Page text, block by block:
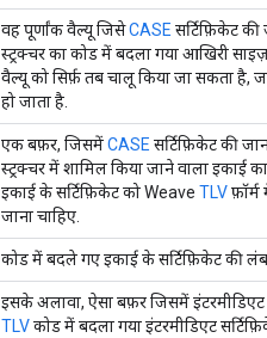
वह पूर्णांक वैल्यू जिसेCASE सर्टिफ़िकेट की
स्ट्रक्चर का कोड में बदला गया आखिरी
वैल्यू को सिर्फ़ तब चालू किया जा सकता
हो जाता है.
एक बफ़र, जिसमेंCASE सर्टिफ़िकेट की
स्ट्रक्चर में शामिल किया जाने वाला इकाई
इकाई के सर्टिफ़िकेट को Weave TLVफ़ॉर्म
जाना चाहिए.
कोड में बदले गए इकाई के सर्टिफ़िकेट की
इसके अलावा, ऐसा बफ़र जिसमें इंटरमीडिएट
TLVकोड में बदला गया इंटरमीडिएट